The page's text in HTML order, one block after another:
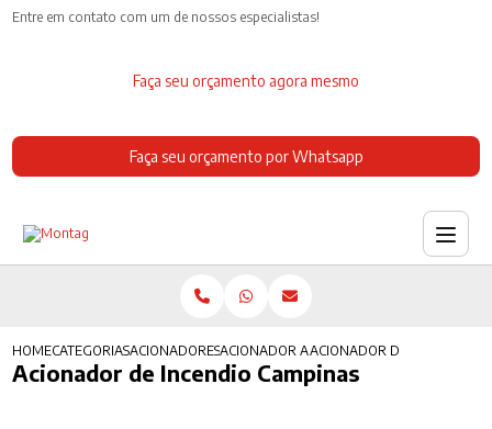
Entre em contato com um de nossos especialistas!
Faça seu orçamento agora mesmo
Faça seu orçamento por Whatsapp
HOMECATEGORIASACIONADORES DE INCENDIOACIONADOR ALARME INCENDIO
ACIONADOR DE INCENDIO
Acionador de Incendio Campinas